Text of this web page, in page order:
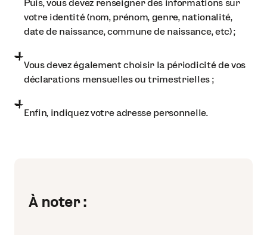
Puis, vous devez renseigner des informations sur
votre identité (nom, prénom, genre, nationalité,
date de naissance, commune de naissance, etc) ;
Vous devez également choisir la périodicité de vos
déclarations mensuelles ou trimestrielles ;
Enfin, indiquez votre adresse personnelle.
À noter :